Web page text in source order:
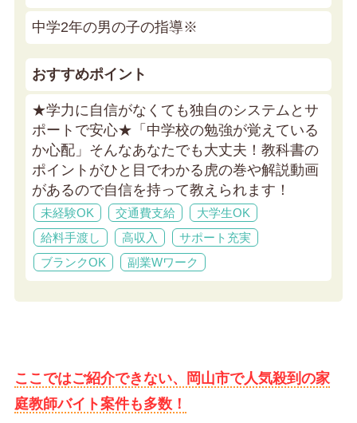
中学2年の男の子の指導※
おすすめポイント
★学力に自信がなくても独自のシステムとサ
ポートで安心★ 「中学校の勉強が覚えている
か心配」そんなあなたでも大丈夫！教科書の
ポイントがひと目でわかる虎の巻や解説動画
があるので自信を持って教えられます！
未経験OK 交通費支給
大学生OK
給料手渡し
高収入
サポート充実
ブランクOK
副業Wワーク
ここではご紹介できない、岡山市で人気殺到の家
庭教師バイト案件も多数！